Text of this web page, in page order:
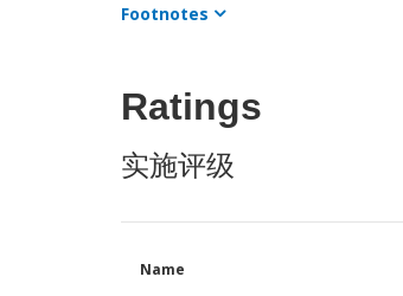
Footnotes
Ratings
实施评级
Name